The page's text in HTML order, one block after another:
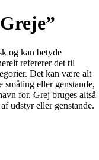
og kan betyde
refererer det til
Det kan være alt
eller genstande,
for. Grej bruges altså
udstyr eller genstande.